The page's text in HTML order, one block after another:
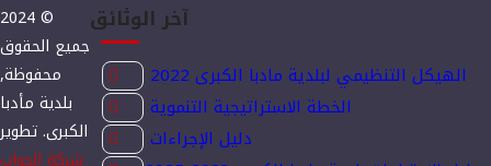
آخر الوثائق
الهيكل التنظيمي لبلدية مادبا الكبرى 2022
الخطة الاستراتيجية التنموية
دليل الإجراءات
2024 ©
جميع الحقوق
محفوظة,
بلدية مأدبا
الكبرى. تطوير
شركة الجواب